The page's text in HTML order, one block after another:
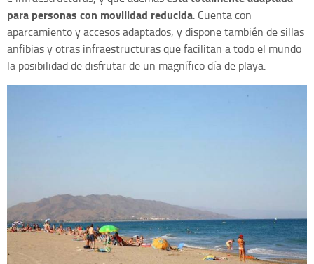
para personas con movilidad reducida. Cuenta con
aparcamiento y accesos adaptados, y dispone también de sillas
anfibias y otras infraestructuras que facilitan a todo el mundo
la posibilidad de disfrutar de un magnífico día de playa.